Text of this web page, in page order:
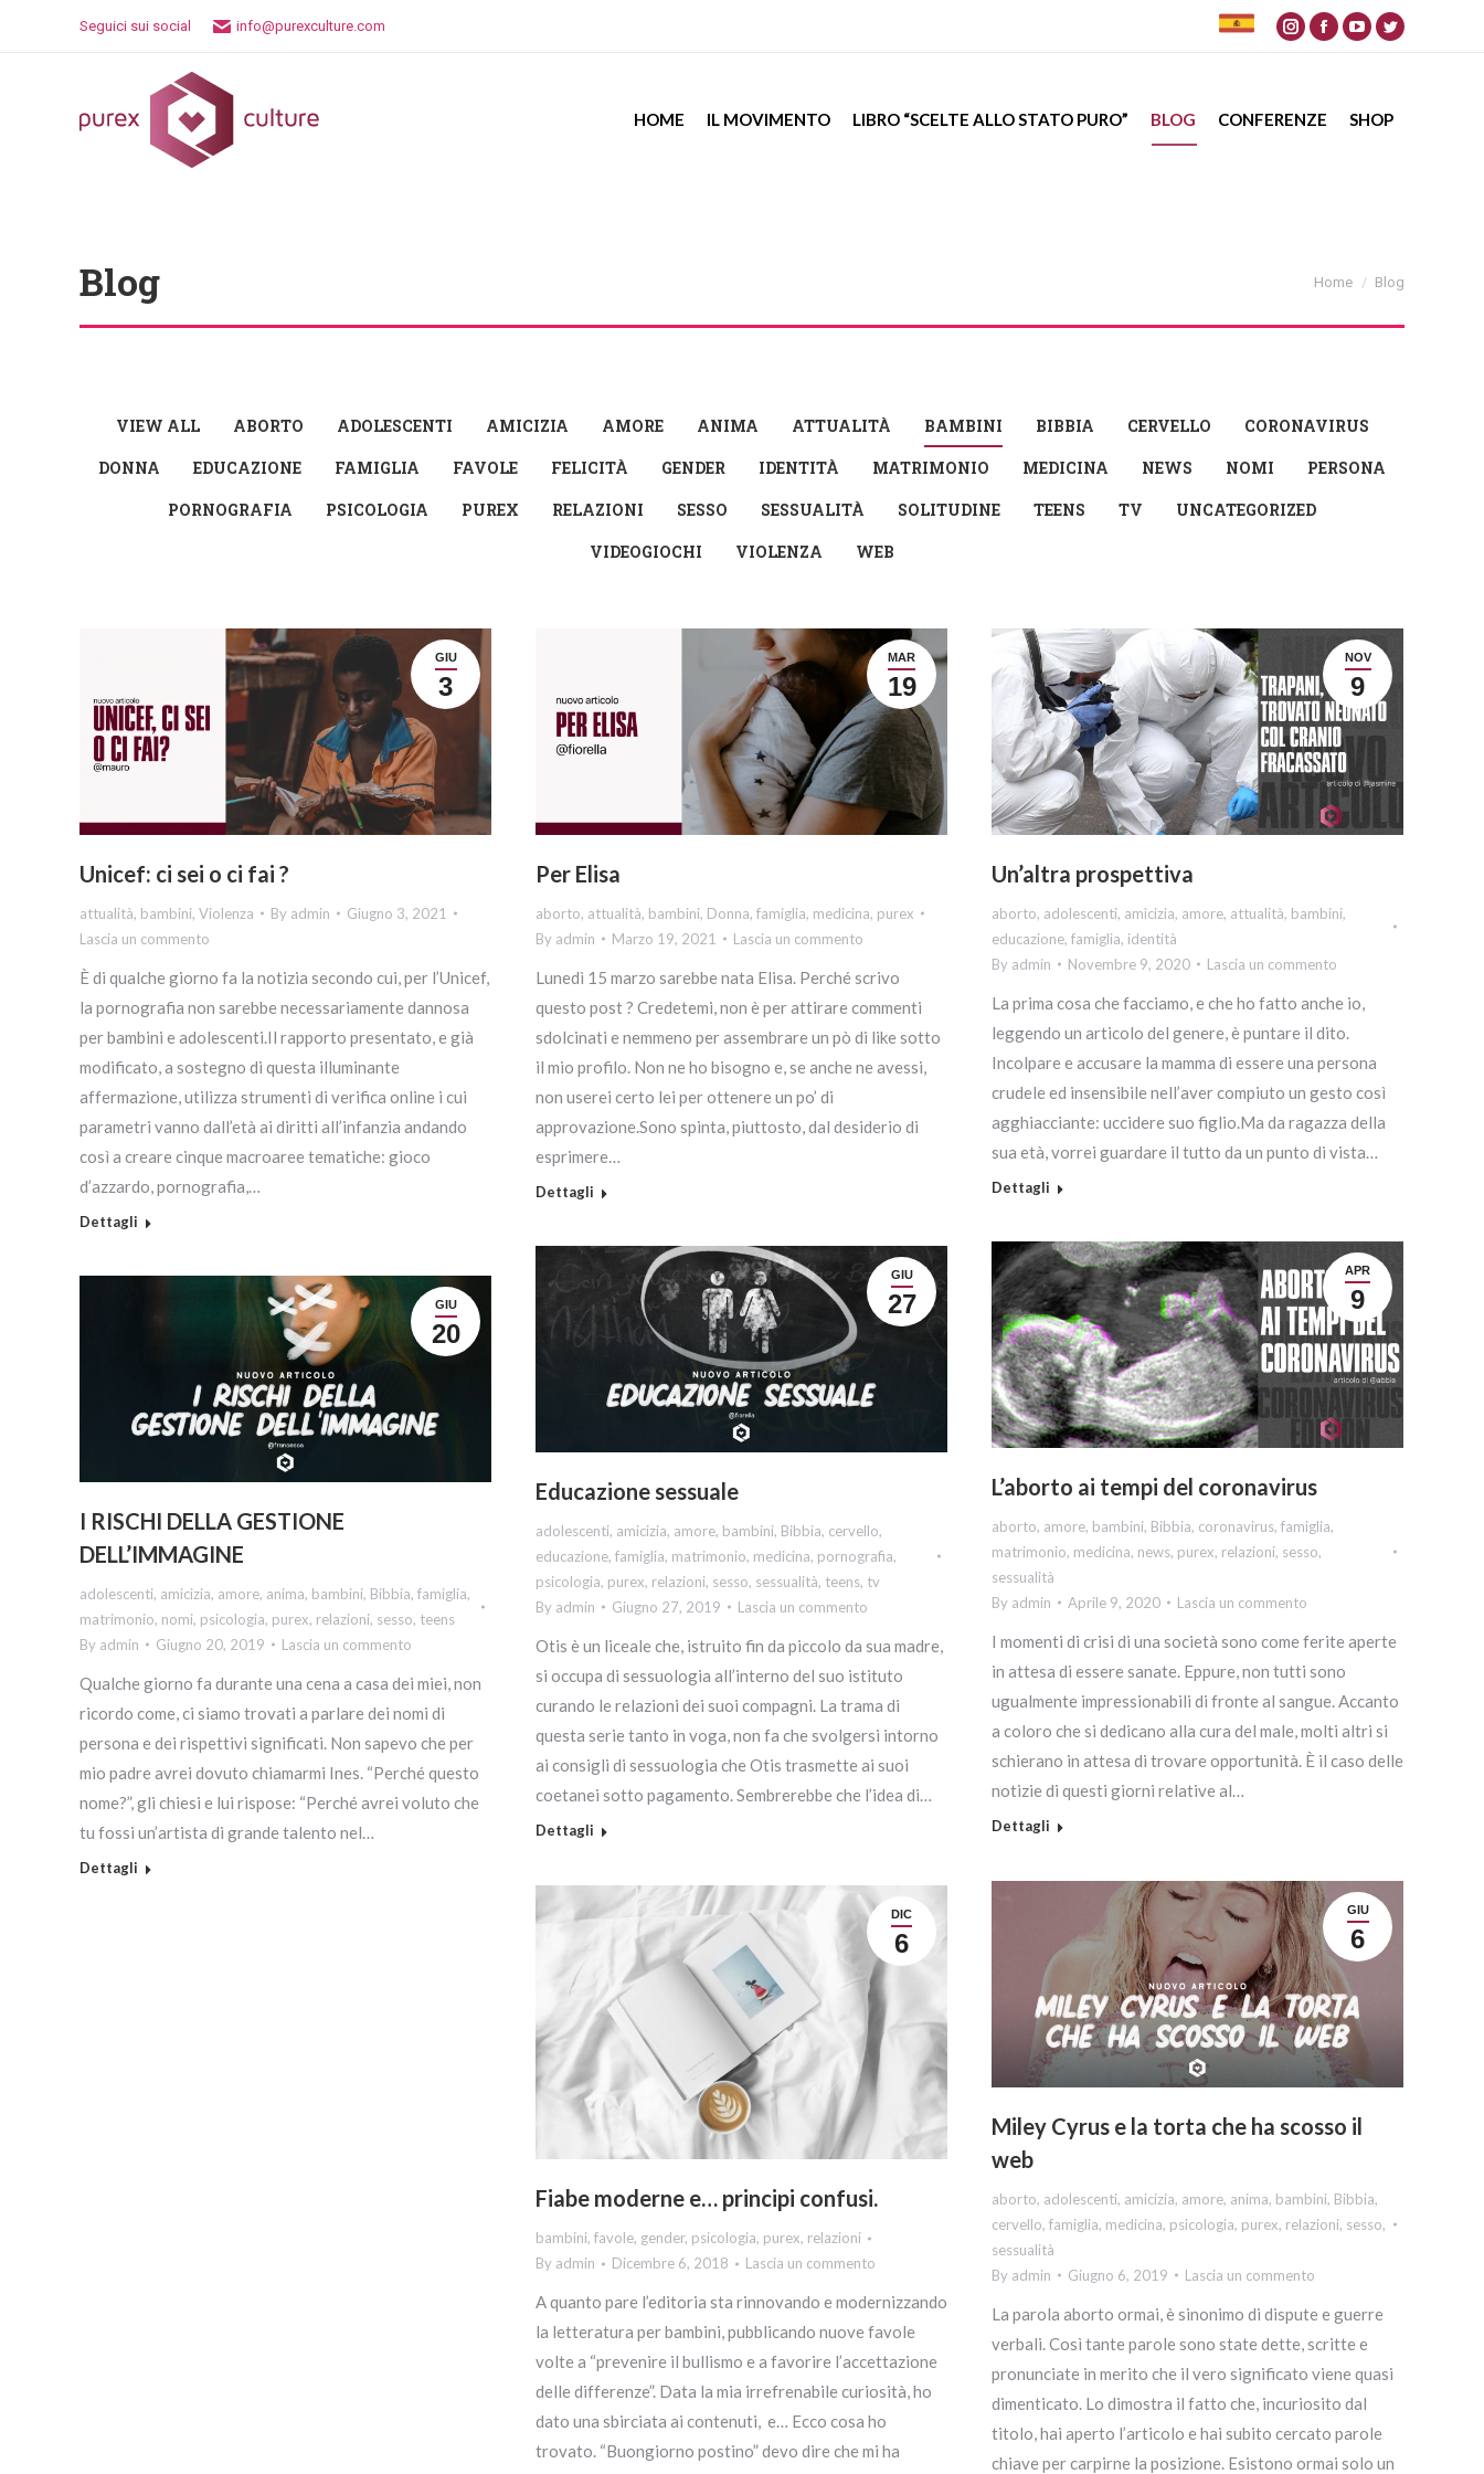
Seguici sui social info@purexculture.com
Instagram
in
Facebook
in
YouTube
in
Twitter
in
HOME IL MOVIMENTO LIBRO “SCELTE ALLO STATO PURO” BLOG CONFERENZE SHOP
Blog You are here:
Home Blog
VIEW ALL ABORTO ADOLESCENTI AMICIZIA AMORE ANIMA ATTUALITÀ BAMBINI BIBBIA CERVELLO
CORONAVIRUS
DONNA
EDUCAZIONE FAMIGLIA FAVOLE FELICITÀ GENDER IDENTITÀ MATRIMONIO MEDICINA NEWS NOMI
PERSONA
PORNOGRAFIA
PSICOLOGIA PUREX RELAZIONI SESSO SESSUALITÀ SOLITUDINE TEENS TV
UNCATEGORIZED
VIDEOGIOCHI
VIOLENZA WEB
GIU
3
Unicef: ci sei o ci fai ?
attualità, bambini, Violenza By admin
Giugno 3, 2021
Lascia un commento
È di qualche giorno fa la notizia secondo cui, per l’Unicef,
la pornografia non sarebbe necessariamente dannosa
per bambini e adolescenti.Il rapporto presentato, e già
modificato, a sostegno di questa illuminante
affermazione, utilizza strumenti di verifica online i cui
parametri vanno dall’età ai diritti all’infanzia andando
così a creare cinque macroaree tematiche: gioco
d’azzardo, pornografia,…
Dettagli
MAR
19
Per Elisa
aborto, attualità, bambini, Donna, famiglia, medicina, purex
By admin Marzo 19, 2021 Lascia un commento
Lunedì 15 marzo sarebbe nata Elisa. Perché scrivo
questo post ? Credetemi, non è per attirare commenti
sdolcinati e nemmeno per assembrare un pò di like sotto
il mio profilo. Non ne ho bisogno e, se anche ne avessi,
non userei certo lei per ottenere un po’ di
approvazione.Sono spinta, piuttosto, dal desiderio di
esprimere…
Dettagli
NOV
9
Un’altra prospettiva
aborto, adolescenti, amicizia, amore, attualità, bambini,
educazione, famiglia, identità
By admin Novembre 9, 2020 Lascia un commento
La prima cosa che facciamo, e che ho fatto anche io,
leggendo un articolo del genere, è puntare il dito.
Incolpare e accusare la mamma di essere una persona
crudele ed insensibile nell’aver compiuto un gesto così
agghiacciante: uccidere suo figlio.Ma da ragazza della
sua età, vorrei guardare il tutto da un punto di vista…
Dettagli
APR
9
L’aborto ai tempi del coronavirus
aborto, amore, bambini, Bibbia, coronavirus, famiglia,
matrimonio, medicina, news, purex, relazioni, sesso,
sessualità
By admin Aprile 9, 2020 Lascia un commento
I momenti di crisi di una società sono come ferite aperte
in attesa di essere sanate. Eppure, non tutti sono
ugualmente impressionabili di fronte al sangue. Accanto
a coloro che si dedicano alla cura del male, molti altri si
schierano in attesa di trovare opportunità. È il caso delle
notizie di questi giorni relative al…
Dettagli
GIU
27
Educazione sessuale
adolescenti, amicizia, amore, bambini, Bibbia, cervello,
educazione, famiglia, matrimonio, medicina, pornografia,
psicologia, purex, relazioni, sesso, sessualità, teens, tv
By admin Giugno 27, 2019 Lascia un commento
Otis è un liceale che, istruito fin da piccolo da sua madre,
si occupa di sessuologia all’interno del suo istituto
curando le relazioni dei suoi compagni. La trama di
questa serie tanto in voga, non fa che svolgersi intorno
ai consigli di sessuologia che Otis trasmette ai suoi
coetanei sotto pagamento. Sembrerebbe che l’idea di…
Dettagli
GIU
20
I RISCHI DELLA GESTIONE
DELL’IMMAGINE
adolescenti, amicizia, amore, anima, bambini, Bibbia, famiglia,
matrimonio, nomi, psicologia, purex, relazioni, sesso, teens
By admin Giugno 20, 2019 Lascia un commento
Qualche giorno fa durante una cena a casa dei miei, non
ricordo come, ci siamo trovati a parlare dei nomi di
persona e dei rispettivi significati. Non sapevo che per
mio padre avrei dovuto chiamarmi Ines. “Perché questo
nome?”, gli chiesi e lui rispose: “Perché avrei voluto che
tu fossi un’artista di grande talento nel…
Dettagli
GIU
6
Miley Cyrus e la torta che ha scosso il
web
aborto, adolescenti, amicizia, amore, anima, bambini, Bibbia,
cervello, famiglia, medicina, psicologia, purex, relazioni, sesso,
sessualità
By admin Giugno 6, 2019 Lascia un commento
La parola aborto ormai, è sinonimo di dispute e guerre
verbali. Così tante parole sono state dette, scritte e
pronunciate in merito che il vero significato viene quasi
dimenticato. Lo dimostra il fatto che, incuriosito dal
titolo, hai aperto l’articolo e hai subito cercato parole
chiave per carpirne la posizione. Esistono ormai solo un
DIC
6
Fiabe moderne e… principi confusi.
bambini, favole, gender, psicologia, purex, relazioni
By admin Dicembre 6, 2018 Lascia un commento
A quanto pare l’editoria sta rinnovando e modernizzando
la letteratura per bambini, pubblicando nuove favole
volte a “prevenire il bullismo e a favorire l’accettazione
delle differenze”. Data la mia irrefrenabile curiosità, ho
dato una sbirciata ai contenuti, e… Ecco cosa ho
trovato. “Buongiorno postino” devo dire che mi ha